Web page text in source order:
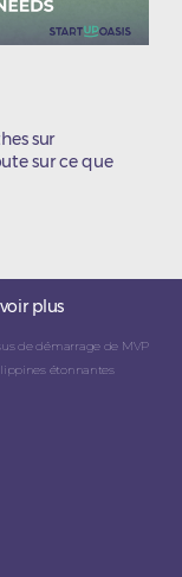
sur
sur ce que
plus
de démarrage de MVP
étonnantes